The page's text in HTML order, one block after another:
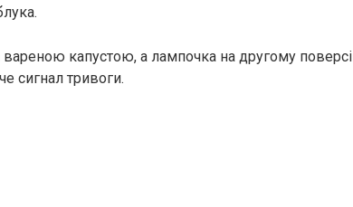
вареною капустою, а лампочка на другому поверсі
сигнал тривоги.